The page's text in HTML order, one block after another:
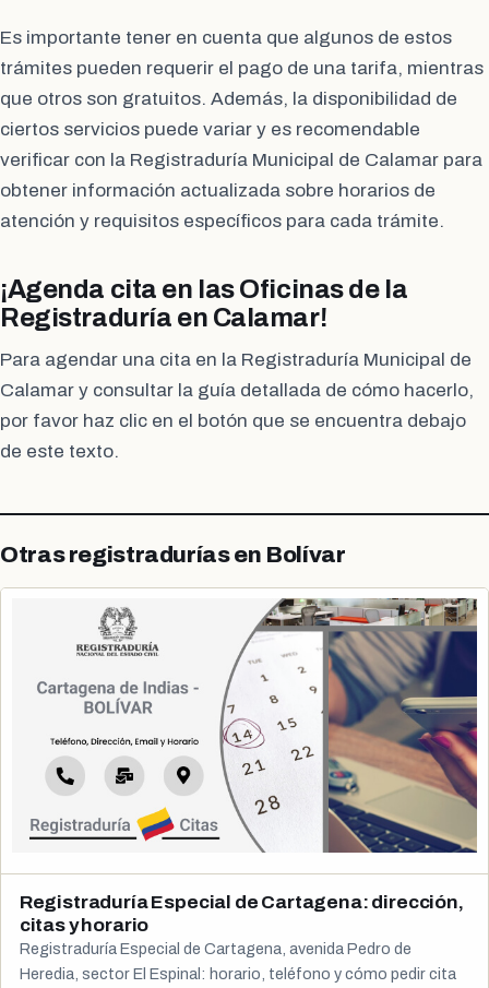
Es importante tener en cuenta que algunos de estos
trámites pueden requerir el pago de una tarifa, mientras
que otros son gratuitos. Además, la disponibilidad de
ciertos servicios puede variar y es recomendable
verificar con la Registraduría Municipal de Calamar para
obtener información actualizada sobre horarios de
atención y requisitos específicos para cada trámite.
¡Agenda cita en las Oficinas de la
Registraduría en Calamar!
Para agendar una cita en la Registraduría Municipal de
Calamar y consultar la guía detallada de cómo hacerlo,
por favor haz clic en el botón que se encuentra debajo
de este texto.
Otras registradurías en Bolívar
Registraduría Especial de Cartagena: dirección,
citas y horario
Registraduría Especial de Cartagena, avenida Pedro de
Heredia, sector El Espinal: horario, teléfono y cómo pedir cita